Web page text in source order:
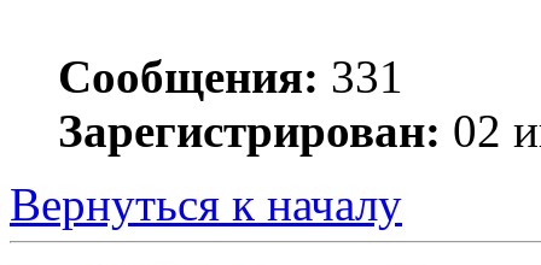
Сообщения: 331
Зарегистрирован: 02
Вернуться к началу